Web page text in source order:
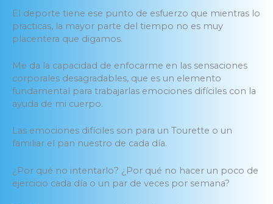
El deporte tiene ese punto de esfuerzo que mientras lo
practicas, la mayor parte del tiempo no es muy
placentera que digamos.
Me da la capacidad de enfocarme en las sensaciones
corporales desagradables, que es un elemento
fundamental para trabajarlas emociones difíciles con la
ayuda de mi cuerpo.
Las emociones difíciles son para un Tourette o un
familiar el pan nuestro de cada día.
¿Por qué no intentarlo? ¿Por qué no hacer un poco de
ejercicio cada día o un par de veces por semana?